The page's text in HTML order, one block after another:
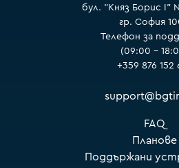
бул. "Княз Борис I"
гр. София
Телефон за
(09:00 –
+359 876 152
FAQ
Планове
Поддържани